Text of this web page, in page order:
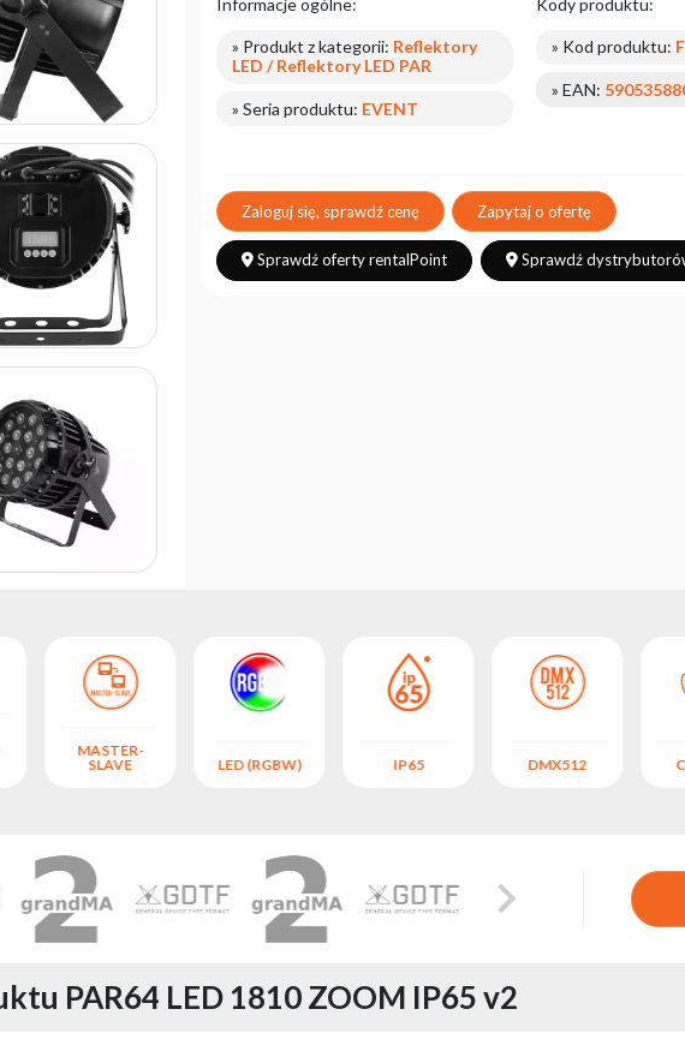
» Produkt z kategorii: Reflektory
LED / Reflektory LED PAR
» Seria produktu: EVENT
» Kod produktu:
» EAN:
Zaloguj się, sprawdź cenę Zapytaj o ofertę
Sprawdź oferty rentalPoint Sprawdź
MASTER-
SLAVE
LED (RGBW) IP65 DMX512
PAR64 LED 1810 ZOOM IP65 v2